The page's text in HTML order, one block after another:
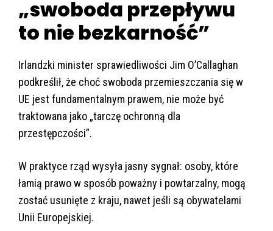
„swoboda przepływu
to nie bezkarność”
Irlandzki minister sprawiedliwości Jim O’Callaghan
podkreślił, że choć swoboda przemieszczania się w
UE jest fundamentalnym prawem, nie może być
traktowana jako „tarczę ochronną dla
przestępczości”.
W praktyce rząd wysyła jasny sygnał: osoby, które
łamią prawo w sposób poważny i powtarzalny, mogą
zostać usunięte z kraju, nawet jeśli są obywatelami
Unii Europejskiej.